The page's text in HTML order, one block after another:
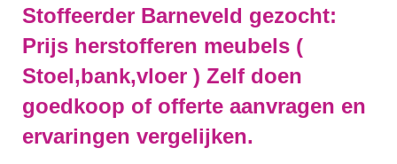
Stoffeerder Barneveld gezocht:
Prijs herstofferen meubels (
Stoel,bank,vloer ) Zelf doen
goedkoop of offerte aanvragen en
ervaringen vergelijken.